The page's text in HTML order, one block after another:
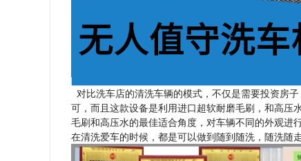
对比洗车店的清洗车辆的模式，不仅是需要投资房
可，而且这款设备是利用进口超软耐磨毛刷，和高压
毛刷和高压水的最佳适合角度，对车辆不同的外观进
在清洗爱车的时候，都是可以做到随到随洗，随洗随